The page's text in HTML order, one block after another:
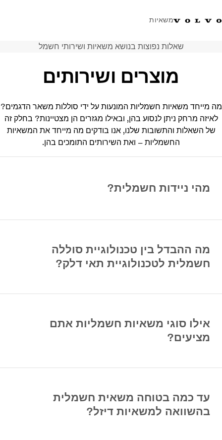
משאיות
ווטסאפהתחבר לאזור אישי ישראל
פתרונות הובלה
שירות
מרכזי שירות
חדשות
צור קשר
שאלות נפוצות בנושא משאיות ושירותי חשמל
מוצרים ושירותים
מה מייחד משאיות חשמליות המונעות על ידי סוללות משאר הדגמים?
לאיזה מרחק ניתן לנסוע בהן, ובאילו מגזרים הן מצטיינות? בחלק זה
של השאלות והתשובות שלנו, אנו בודקים מה מייחד את המשאיות
החשמליות – ואת השירותים התומכים בהן.
מהי ניידות חשמלית?
מה ההבדל בין טכנולוגיית סוללה
חשמלית לטכנולוגיית תאי דלק?
אילו סוגי משאיות חשמליות אתם
מציעים?
עד כמה בטוחה משאית חשמלית
בהשוואה למשאיות דיזל?